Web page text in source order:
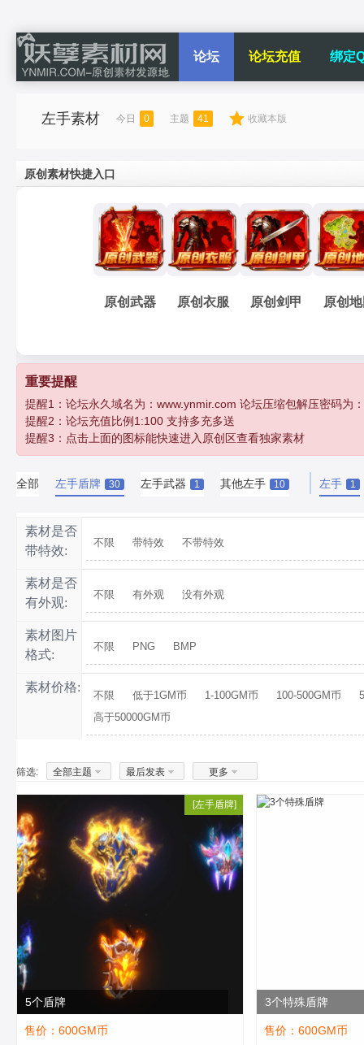
论坛 论坛充值 绑定
左手素材 今日 0 主题 41 收藏本版
原创素材快捷入口
原创武器 原创衣服 原创剑甲 原创
重要提醒
提醒1：论坛永久域名为：www.ynmir.com 论坛压缩包解压密码为
提醒2：论坛充值比例1:100 支持多充多送
提醒3：点击上面的图标能快速进入原创区查看独家素材
全部 左手盾牌 30 左手武器 1 其他左手 10 左手 1
素材是否
带特效:
不限 带特效 不带特效
素材是否
有外观:
不限 有外观 没有外观
素材图片
格式:
不限 PNG BMP
素材价格:
不限 低于1GM币 1-100GM币 100-500GM币
高于50000GM币
筛选: 全部主题 最后发表 更多
[左手盾牌]
5个盾牌
售价：600GM币
3个特殊盾牌
售价：600GM币